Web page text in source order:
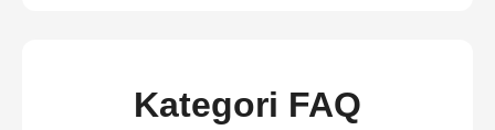
Kategori FAQ